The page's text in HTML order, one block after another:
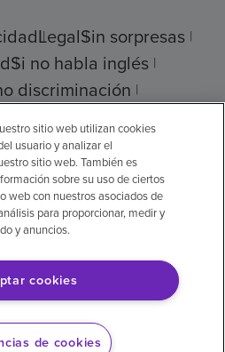
LegalSin sorpresas
Si no habla inglés
discriminación
de los proveedores
Health Corporation
de cookies
con la ayuda de
La versión en inglés
sitio web utilizan cookies
usuario y analizar el
sitio web. También es
sobre su uso de ciertos
web con nuestros asociados de
para proporcionar, medir y
y anuncios.
cookies
de cookies